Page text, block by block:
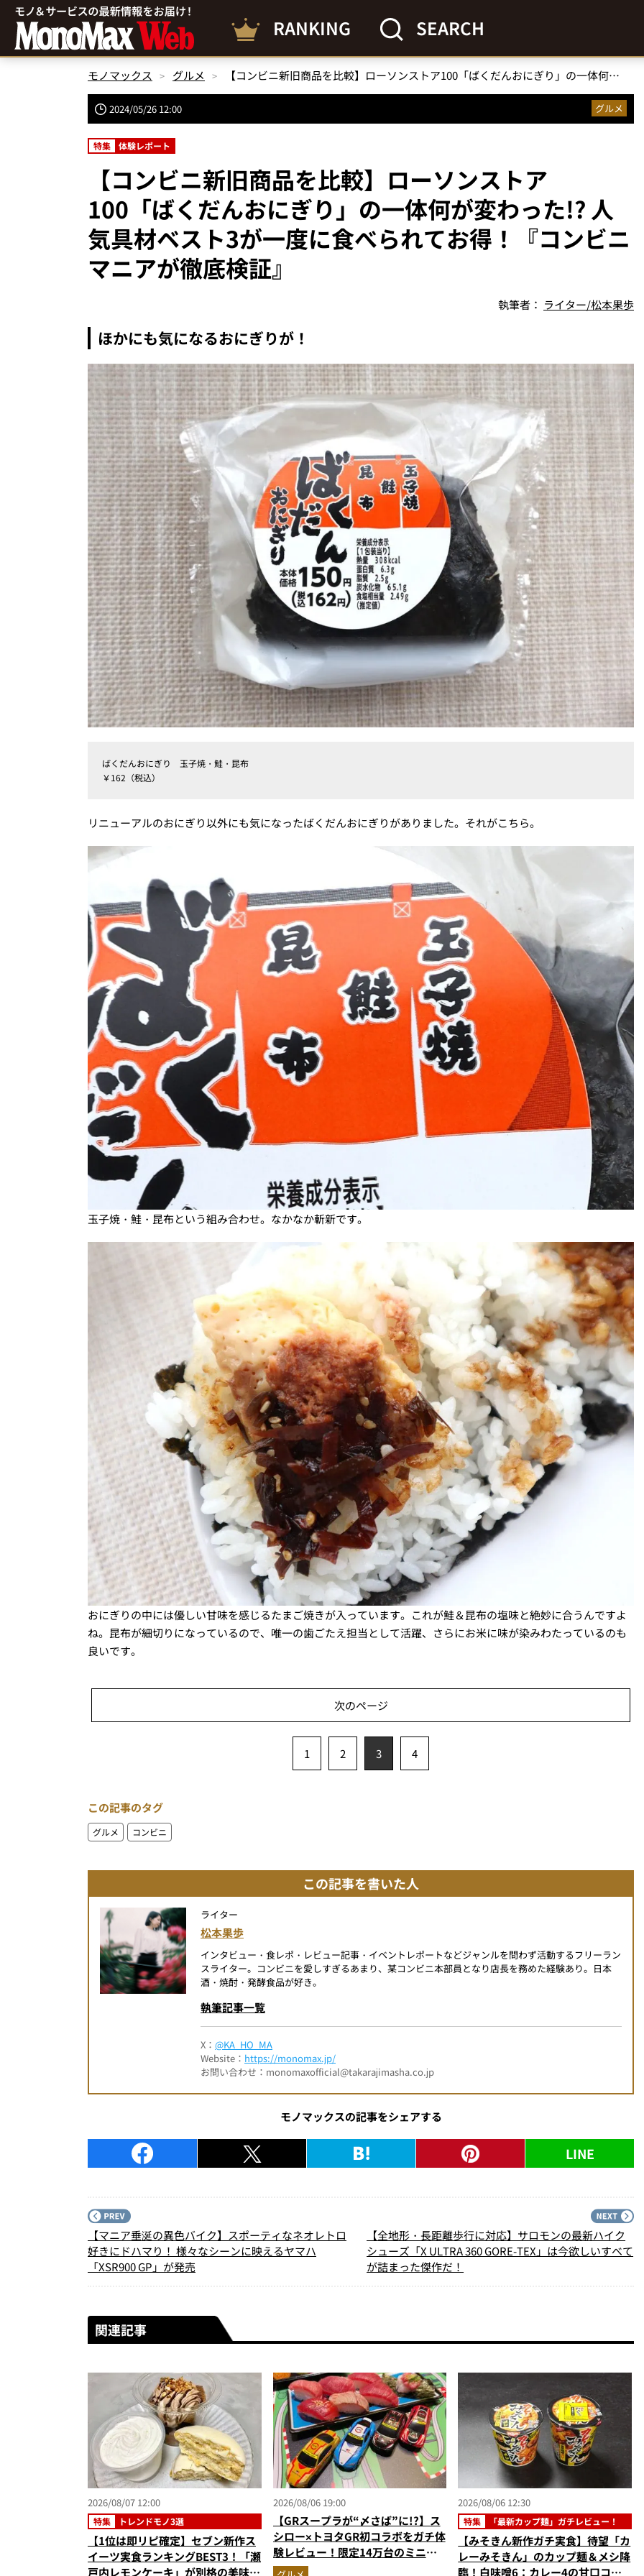
RANKING SEARCH
モノマックス グルメ 【コンビニ新旧商品を比較】ローソンストア100「ばくだんおにぎり」の一体何が変わった!? 人気具材ベスト3が一度に食べられてお得！『コンビニマニアが徹底検証』
2024/05/26 12:00 グルメ
特集 体験レポート
【コンビニ新旧商品を比較】ローソンストア
100「ばくだんおにぎり」の一体何が変わった!? 人
気具材ベスト3が一度に食べられてお得！『コンビニ
マニアが徹底検証』
執筆者： ライター/松本果歩
ほかにも気になるおにぎりが！
ばくだんおにぎり 玉子焼・鮭・昆布
￥162（税込）
リニューアルのおにぎり以外にも気になったばくだんおにぎりがありました。それがこちら。
玉子焼・鮭・昆布という組み合わせ。なかなか斬新です。
おにぎりの中には優しい甘味を感じるたまご焼きが入っています。これが鮭＆昆布の塩味と絶妙に合うんですよ
ね。昆布が細切りになっているので、唯一の歯ごたえ担当として活躍、さらにお米に味が染みわたっているのも
良いです。
次のページ
1 2 3 4
この記事のタグ
グルメ コンビニ
この記事を書いた人
ライター
松本果歩
インタビュー・食レポ・レビュー記事・イベントレポートなどジャンルを問わず活動するフリーラン
スライター。コンビニを愛しすぎるあまり、某コンビニ本部員となり店長を務めた経験あり。日本
酒・焼酎・発酵食品が好き。
執筆記事一覧
X： @KA_HO_MA
Website： https://monomax.jp/
お問い合わせ：monomaxofficial@takarajimasha.co.jp
モノマックスの記事をシェアする
LINE
【マニア垂涎の異色バイク】スポーティなネオレトロ
好きにドハマり！ 様々なシーンに映えるヤマハ
「XSR900 GP」が発売
【全地形・長距離歩行に対応】サロモンの最新ハイク
シューズ「X ULTRA 360 GORE-TEX」は今欲しいすべて
が詰まった傑作だ！
関連記事
2026/08/07 12:00
特集 トレンドモノ3選
【1位は即リピ確定】セブン新作ス
イーツ実食ランキングBEST3！「瀬
戸内レモンケーキ」が別格の美味
2026/08/06 19:00
【GRスープラが“〆さば”に!?】ス
シロー×トヨタGR初コラボをガチ体
験レビュー！限定14万台のミニカ
ー＆体験型演出に大人も子供も大興
2026/08/06 12:30
特集 「最新カップ麺」ガチレビュー！
【みそきん新作ガチ実食】待望「カ
レーみそきん」のカップ麺＆メシ降
臨！白味噌6：カレー4の甘口コク